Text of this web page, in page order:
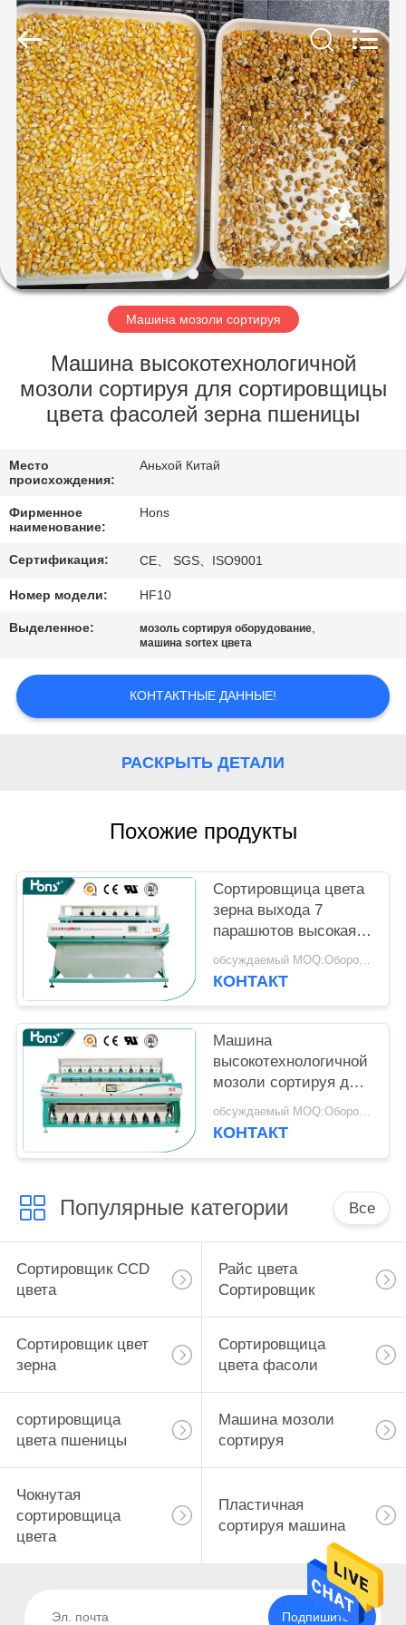
ДОМ
ПРОДУКТЫ
О
НАС
ПУТЕШЕСТВИЕ
ФАБРИКИ
ПРОВЕРКА
КАЧЕСТВА
СВЯЖИТЕСЬ
МЫ
СПРОСИТЕ
ЦИТАТУ
КАРТА
САЙТА
Hongshi
Optoelectronic
High-
tech
Co.,Ltd.
Rights
Reserved.
Машина мозоли сортируя
Машина высокотехнологичной
мозоли сортируя для сортировщицы
цвета фасолей зерна пшеницы
Место
происхождения:
Аньхой Китай
Фирменное
наименование:
Hons
Сертификация: CE、 SGS、ISO9001
Номер модели: HF10
Выделенное: мозоль сортируя оборудование,
машина sortex цвета
КОНТАКТНЫЕ ДАННЫЕ!
РАСКРЫТЬ ДЕТАЛИ
Похожие продукты
Сортировщица цвета
зерна выхода 7
парашютов высокая,
машина цвета
сортируя для маиса
обсуждаемый MOQ:Оборотный
КОНТАКТ
Машина
высокотехнологичной
мозоли сортируя для
сортировщицы цвета
фасолей зерна
обсуждаемый MOQ:Оборотный
КОНТАКТ
Популярные категории Все
Сортировщик CCD
цвета
Райс цвета
Сортировщик
Сортировщик цвет
зерна
Сортировщица
цвета фасоли
сортировщица
цвета пшеницы
Машина мозоли
сортируя
Чокнутая
сортировщица
цвета
Пластичная
сортируя машина
Подпишитесь